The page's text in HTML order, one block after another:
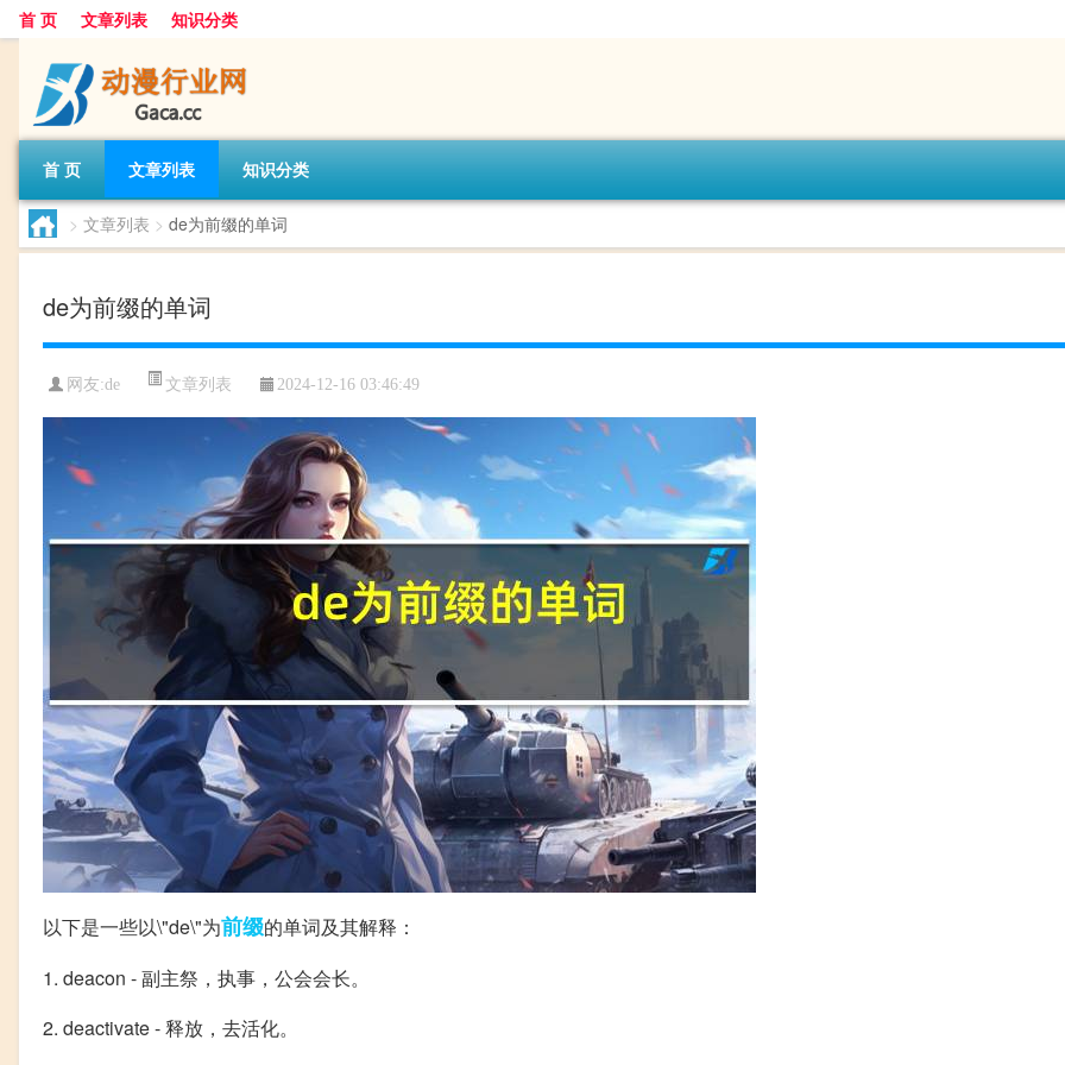
首 页 文章列表 知识分类
首 页 文章列表 知识分类
> 文章列表 > de为前缀的单词
de为前缀的单词
网友:de 文章列表 2024-12-16 03:46:49
以下是一些以\"de\"为前缀的单词及其解释：
1. deacon - 副主祭，执事，公会会长。
2. deactivate - 释放，去活化。